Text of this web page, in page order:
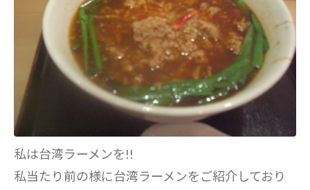
私は台湾ラーメンを!!
私当たり前の様に台湾ラーメンをご紹介しており